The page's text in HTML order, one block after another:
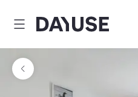
Dayuse